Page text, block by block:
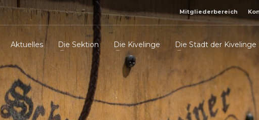
Mitgliederbereich
Aktuelles Die Sektion Die Kivelinge Die Stadt der Kivelinge